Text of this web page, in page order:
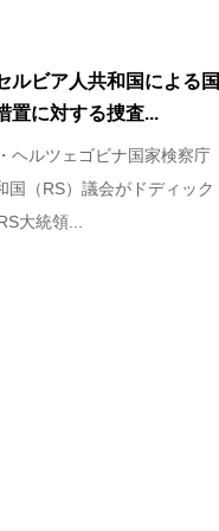
ルビア人共和国による国
置に対する捜査...
ヘルツェゴビナ国家検察庁
国（RS）議会がドディック
大統領...